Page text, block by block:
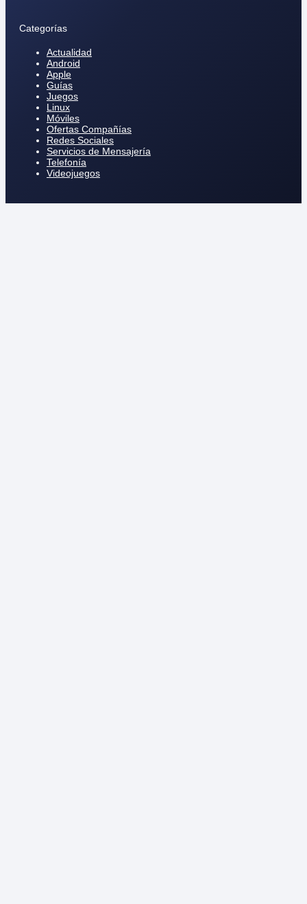
Categorías
Actualidad
Android
Apple
Guías
Juegos
Linux
Móviles
Ofertas Compañías
Redes Sociales
Servicios de Mensajería
Telefonía
Videojuegos